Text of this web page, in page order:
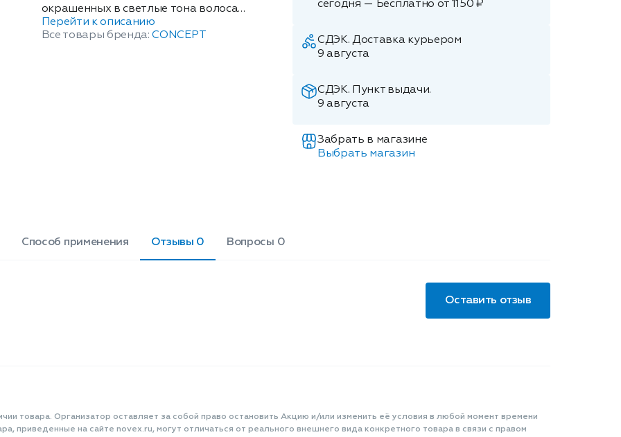
Distearyl Citrate,
Cyclopentasiloxane, Silicone
Quaternium-18, Trideceth-6,
окрашенных в светлые тона волосах.
Оттенок "Арктический блонд"
придаст Вашим локонам красивый
объемными. Объем: 1000 мл.
Перейти к описанию
Все товары бренда:CONCEPT
сегодня — Бесплатно от 1150 ₽
СДЭК. Доставка курьером
9 августа
СДЭК. Пункт выдачи.
9 августа
Забрать в магазине
Выбрать магазин
Способ применения Отзывы 0 Вопросы 0
Оставить отзыв
товара. Организатор оставляет за собой право остановить Акцию и/или изменить её условия в любой момент времени
приведенные на сайте novex.ru, могут отличаться от реального внешнего вида конкретного товара в связи с правом